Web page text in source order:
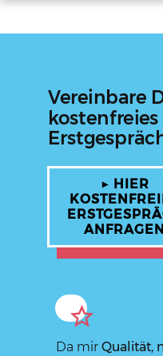
Vereinbare
kostenfreies
▶︎ HIER
ANFRAGEN
Da mir Qualität,